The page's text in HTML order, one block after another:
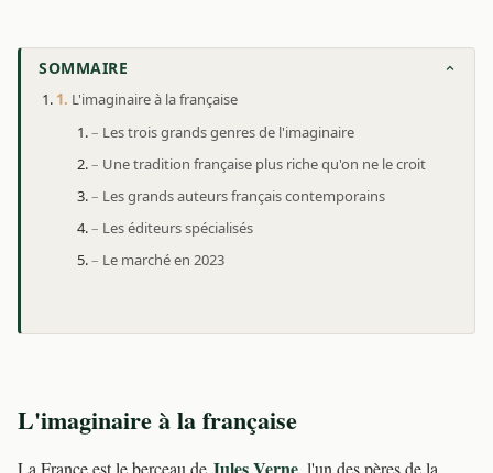
SOMMAIRE
L'imaginaire à la française
Les trois grands genres de l'imaginaire
Une tradition française plus riche qu'on ne le croit
Les grands auteurs français contemporains
Les éditeurs spécialisés
Le marché en 2023
L'imaginaire à la française